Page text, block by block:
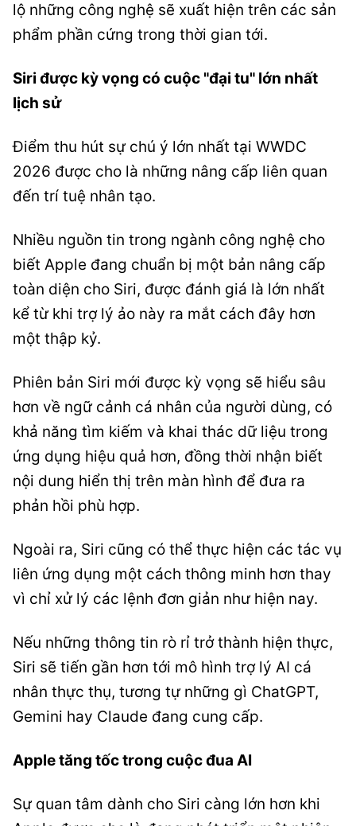
lộ những công nghệ sẽ xuất hiện trên các sản
phẩm phần cứng trong thời gian tới.
Siri được kỳ vọng có cuộc "đại tu" lớn nhất
lịch sử
Điểm thu hút sự chú ý lớn nhất tại WWDC
2026 được cho là những nâng cấp liên quan
đến trí tuệ nhân tạo.
Nhiều nguồn tin trong ngành công nghệ cho
biết Apple đang chuẩn bị một bản nâng cấp
toàn diện cho Siri, được đánh giá là lớn nhất
kể từ khi trợ lý ảo này ra mắt cách đây hơn
một thập kỷ.
Phiên bản Siri mới được kỳ vọng sẽ hiểu sâu
hơn về ngữ cảnh cá nhân của người dùng, có
khả năng tìm kiếm và khai thác dữ liệu trong
ứng dụng hiệu quả hơn, đồng thời nhận biết
nội dung hiển thị trên màn hình để đưa ra
phản hồi phù hợp.
Ngoài ra, Siri cũng có thể thực hiện các tác vụ
liên ứng dụng một cách thông minh hơn thay
vì chỉ xử lý các lệnh đơn giản như hiện nay.
Nếu những thông tin rò rỉ trở thành hiện thực,
Siri sẽ tiến gần hơn tới mô hình trợ lý AI cá
nhân thực thụ, tương tự những gì ChatGPT,
Gemini hay Claude đang cung cấp.
Apple tăng tốc trong cuộc đua AI
Sự quan tâm dành cho Siri càng lớn hơn khi